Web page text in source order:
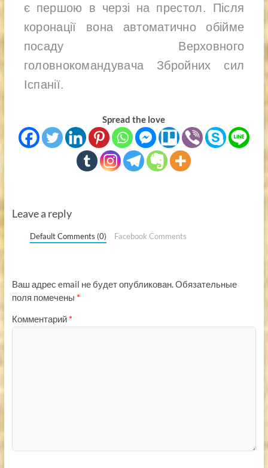
є першою в черзі на престол. Після
коронації вона автоматично обійме
посаду Верховного
головнокомандувача Збройних сил
Іспанії.
Spread the love
Leave a reply
Default Comments (0) Facebook Comments
Ваш адрес email не будет опубликован.Обязательные
поля помечены *
Комментарий *